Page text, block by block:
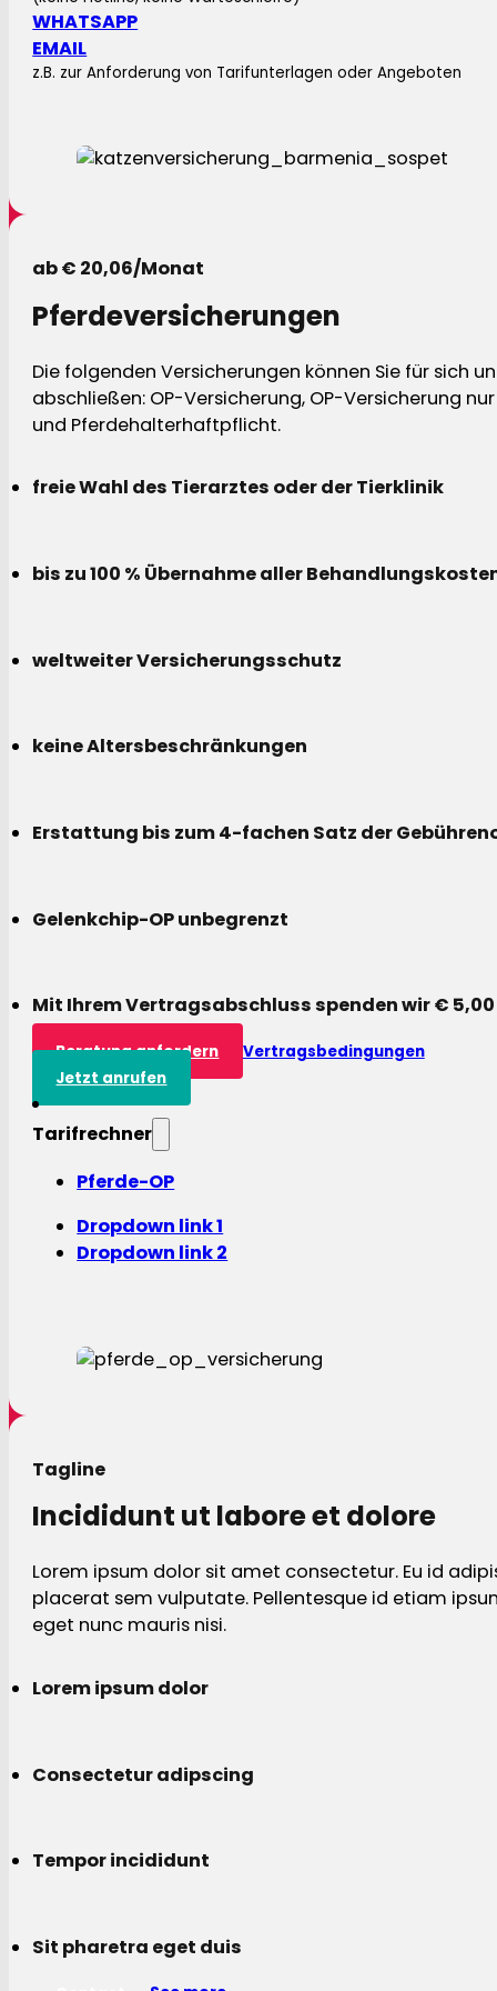
WHATSAPP
EMAIL
z.B. zur Anforderung von Tarifunterlagen oder Angeboten
ab € 20,06/Monat
Pferdeversicherungen
Die folgenden Versicherungen können Sie für sich
abschließen: OP-Versicherung, OP-Versicherung
und Pferdehalterhaftpflicht.
freie Wahl des Tierarztes oder der Tierklinik
bis zu 100 % Übernahme aller
weltweiter Versicherungsschutz
keine Altersbeschränkungen
Erstattung bis zum 4-fachen Satz der
Gelenkchip-OP unbegrenzt
Mit Ihrem Vertragsabschluss spenden wir €
Beratung anfordern
Vertragsbedingungen
Jetzt anrufen
Tarifrechner
Pferde-OP
Dropdown link 1
Dropdown link 2
Tagline
Incididunt ut labore et dolore
Lorem ipsum dolor sit amet consectetur. Eu id
placerat sem vulputate. Pellentesque id etiam
eget nunc mauris nisi.
Lorem ipsum dolor
Consectetur adipscing
Tempor incididunt
Sit pharetra eget duis